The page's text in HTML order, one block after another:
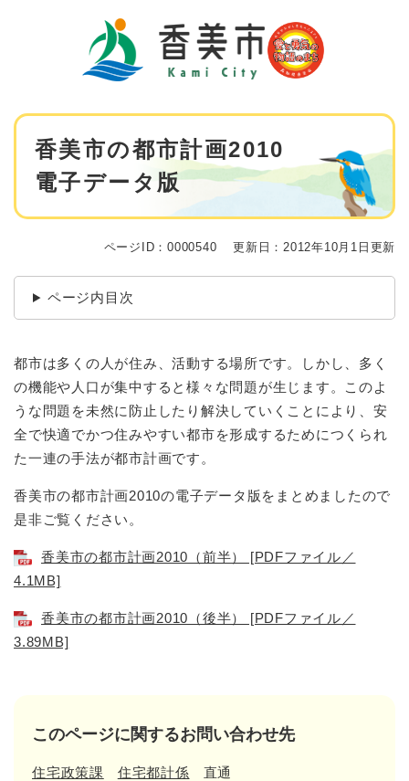
本
香美市の都市計画2010
電子データ版
ページID：0000540 更新日：2012年10月1日更新
ページ内目次
都市は多くの人が住み、活動する場所です。しかし、多く
の機能や人口が集中すると様々な問題が生じます。このよ
うな問題を未然に防止したり解決していくことにより、安
全で快適でかつ住みやすい都市を形成するためにつくられ
た一連の手法が都市計画です。
香美市の都市計画2010の電子データ版をまとめましたので
是非ご覧ください。
香美市の都市計画2010（前半） [PDFファイル／
4.1MB]
香美市の都市計画2010（後半） [PDFファイル／
3.89MB]
このページに関するお問い合わせ先
住宅政策課 住宅都計係 直通